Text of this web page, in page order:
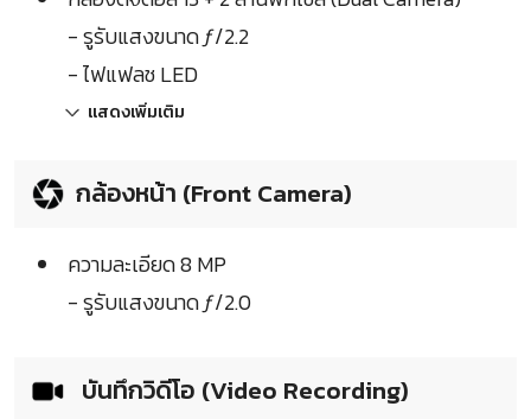
- รูรับแสงขนาด ƒ/2.2
- ไฟแฟลช LED
แสดงเพิ่มเติม
กล้องหน้า (Front Camera)
ความละเอียด 8 MP
- รูรับแสงขนาด ƒ/2.0
บันทึกวิดีโอ (Video Recording)